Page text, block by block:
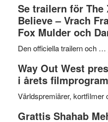
Se trailern för The
Believe – Vrach
Fox Mulder och
Den officiella trailern och …
Way Out West
i årets filmprogram
Världspremiärer,
Grattis Shahab